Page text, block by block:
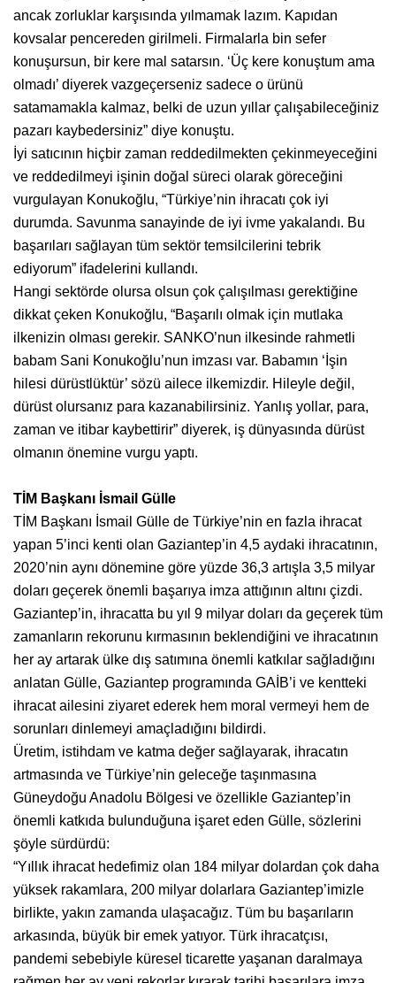
ancak zorluklar karşısında yılmamak lazım. Kapıdan
kovsalar pencereden girilmeli. Firmalarla bin sefer
konuşursun, bir kere mal satarsın. ‘Üç kere konuştum ama
olmadı’ diyerek vazgeçerseniz sadece o ürünü
satamamakla kalmaz, belki de uzun yıllar çalışabileceğiniz
pazarı kaybedersiniz” diye konuştu.
İyi satıcının hiçbir zaman reddedilmekten çekinmeyeceğini
ve reddedilmeyi işinin doğal süreci olarak göreceğini
vurgulayan Konukoğlu, “Türkiye’nin ihracatı çok iyi
durumda. Savunma sanayinde de iyi ivme yakalandı. Bu
başarıları sağlayan tüm sektör temsilcilerini tebrik
ediyorum” ifadelerini kullandı.
Hangi sektörde olursa olsun çok çalışılması gerektiğine
dikkat çeken Konukoğlu, “Başarılı olmak için mutlaka
ilkenizin olması gerekir. SANKO’nun ilkesinde rahmetli
babam Sani Konukoğlu’nun imzası var. Babamın ‘İşin
hilesi dürüstlüktür’ sözü ailece ilkemizdir. Hileyle değil,
dürüst olursanız para kazanabilirsiniz. Yanlış yollar, para,
zaman ve itibar kaybettirir” diyerek, iş dünyasında dürüst
olmanın önemine vurgu yaptı.
TİM Başkanı İsmail Gülle
TİM Başkanı İsmail Gülle de Türkiye’nin en fazla ihracat
yapan 5’inci kenti olan Gaziantep’in 4,5 aydaki ihracatının,
2020’nin aynı dönemine göre yüzde 36,3 artışla 3,5 milyar
doları geçerek önemli başarıya imza attığının altını çizdi.
Gaziantep’in, ihracatta bu yıl 9 milyar doları da geçerek tüm
zamanların rekorunu kırmasının beklendiğini ve ihracatının
her ay artarak ülke dış satımına önemli katkılar sağladığını
anlatan Gülle, Gaziantep programında GAİB’i ve kentteki
ihracat ailesini ziyaret ederek hem moral vermeyi hem de
sorunları dinlemeyi amaçladığını bildirdi.
Üretim, istihdam ve katma değer sağlayarak, ihracatın
artmasında ve Türkiye’nin geleceğe taşınmasına
Güneydoğu Anadolu Bölgesi ve özellikle Gaziantep’in
önemli katkıda bulunduğuna işaret eden Gülle, sözlerini
şöyle sürdürdü:
“Yıllık ihracat hedefimiz olan 184 milyar dolardan çok daha
yüksek rakamlara, 200 milyar dolarlara Gaziantep’imizle
birlikte, yakın zamanda ulaşacağız. Tüm bu başarıların
arkasında, büyük bir emek yatıyor. Türk ihracatçısı,
pandemi sebebiyle küresel ticarette yaşanan daralmaya